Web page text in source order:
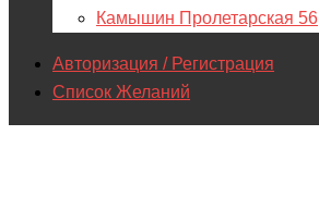
Камышин Пролетарская 56
Авторизация / Регистрация
Список Желаний